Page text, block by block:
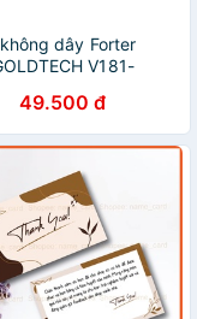
dây Forter
V181-
49.500 đ